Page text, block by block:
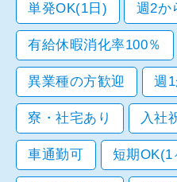
単発OK(1日) 週2か
有給休暇消化率100％
異業種の方歓迎 週
寮・社宅あり 入社
車通勤可 短期OK(1